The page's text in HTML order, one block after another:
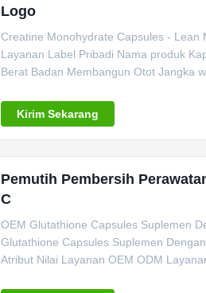
Logo
Creatine Monohydrate Capsules - Lean
Layanan Label Pribadi Nama produk
Berat Badan Membangun Otot Jangka
Kirim Sekarang
Pemutih Pembersih
C
OEM Glutathione Capsules Suplemen
Glutathione Capsules Suplemen
Atribut Nilai Layanan OEM ODM